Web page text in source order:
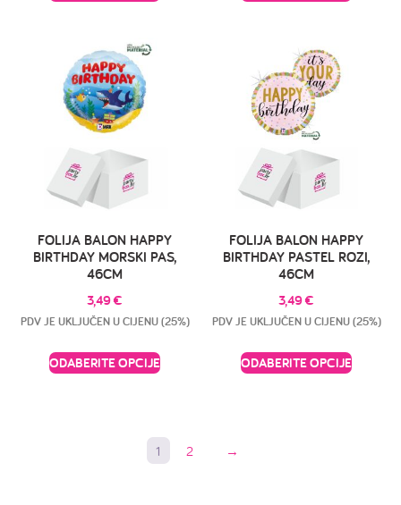
FOLIJA BALON HAPPY
BIRTHDAY MORSKI PAS,
46CM
3,49€
PDV JE UKLJUČEN U CIJENU (25%)
ODABERITE OPCIJE
FOLIJA BALON HAPPY
BIRTHDAY PASTEL ROZI,
46CM
3,49€
PDV JE UKLJUČEN U CIJENU (25%)
ODABERITE OPCIJE
1 2 →